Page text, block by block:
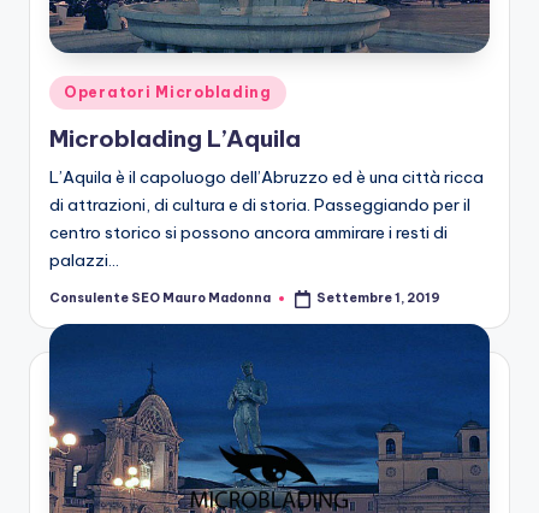
g
M
ic
o
b
la
n
di
n
g
M
Posted
in
Operatori Microblading
Microblading L’Aquila
L’Aquila è il capoluogo dell’Abruzzo ed è una città ricca
di attrazioni, di cultura e di storia. Passeggiando per il
centro storico si possono ancora ammirare i resti di
palazzi…
Posted
Consulente SEO Mauro Madonna Settembre 1, 2019